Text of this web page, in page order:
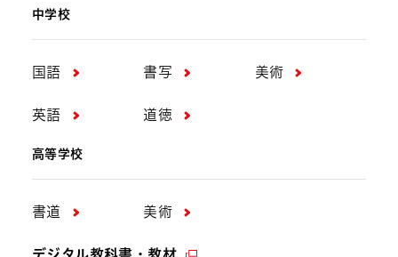
中学校
国語 書写 美術
英語 道徳
高等学校
書道 美術
デジタル教科書・教材